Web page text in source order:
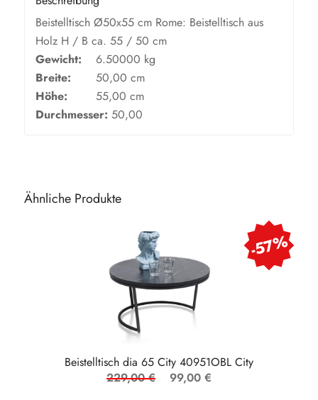
Beistelltisch Ø50x55 cm Rome: Beistelltisch aus
Holz H / B ca. 55 / 50 cm
Gewicht:
6.50000 kg
Breite:
50,00 cm
Höhe:
55,00 cm
Durchmesser: 50,00
Ähnliche Produkte
Beistelltisch dia 65 City 40951OBL City
229,00 €
99,00 €
-57%